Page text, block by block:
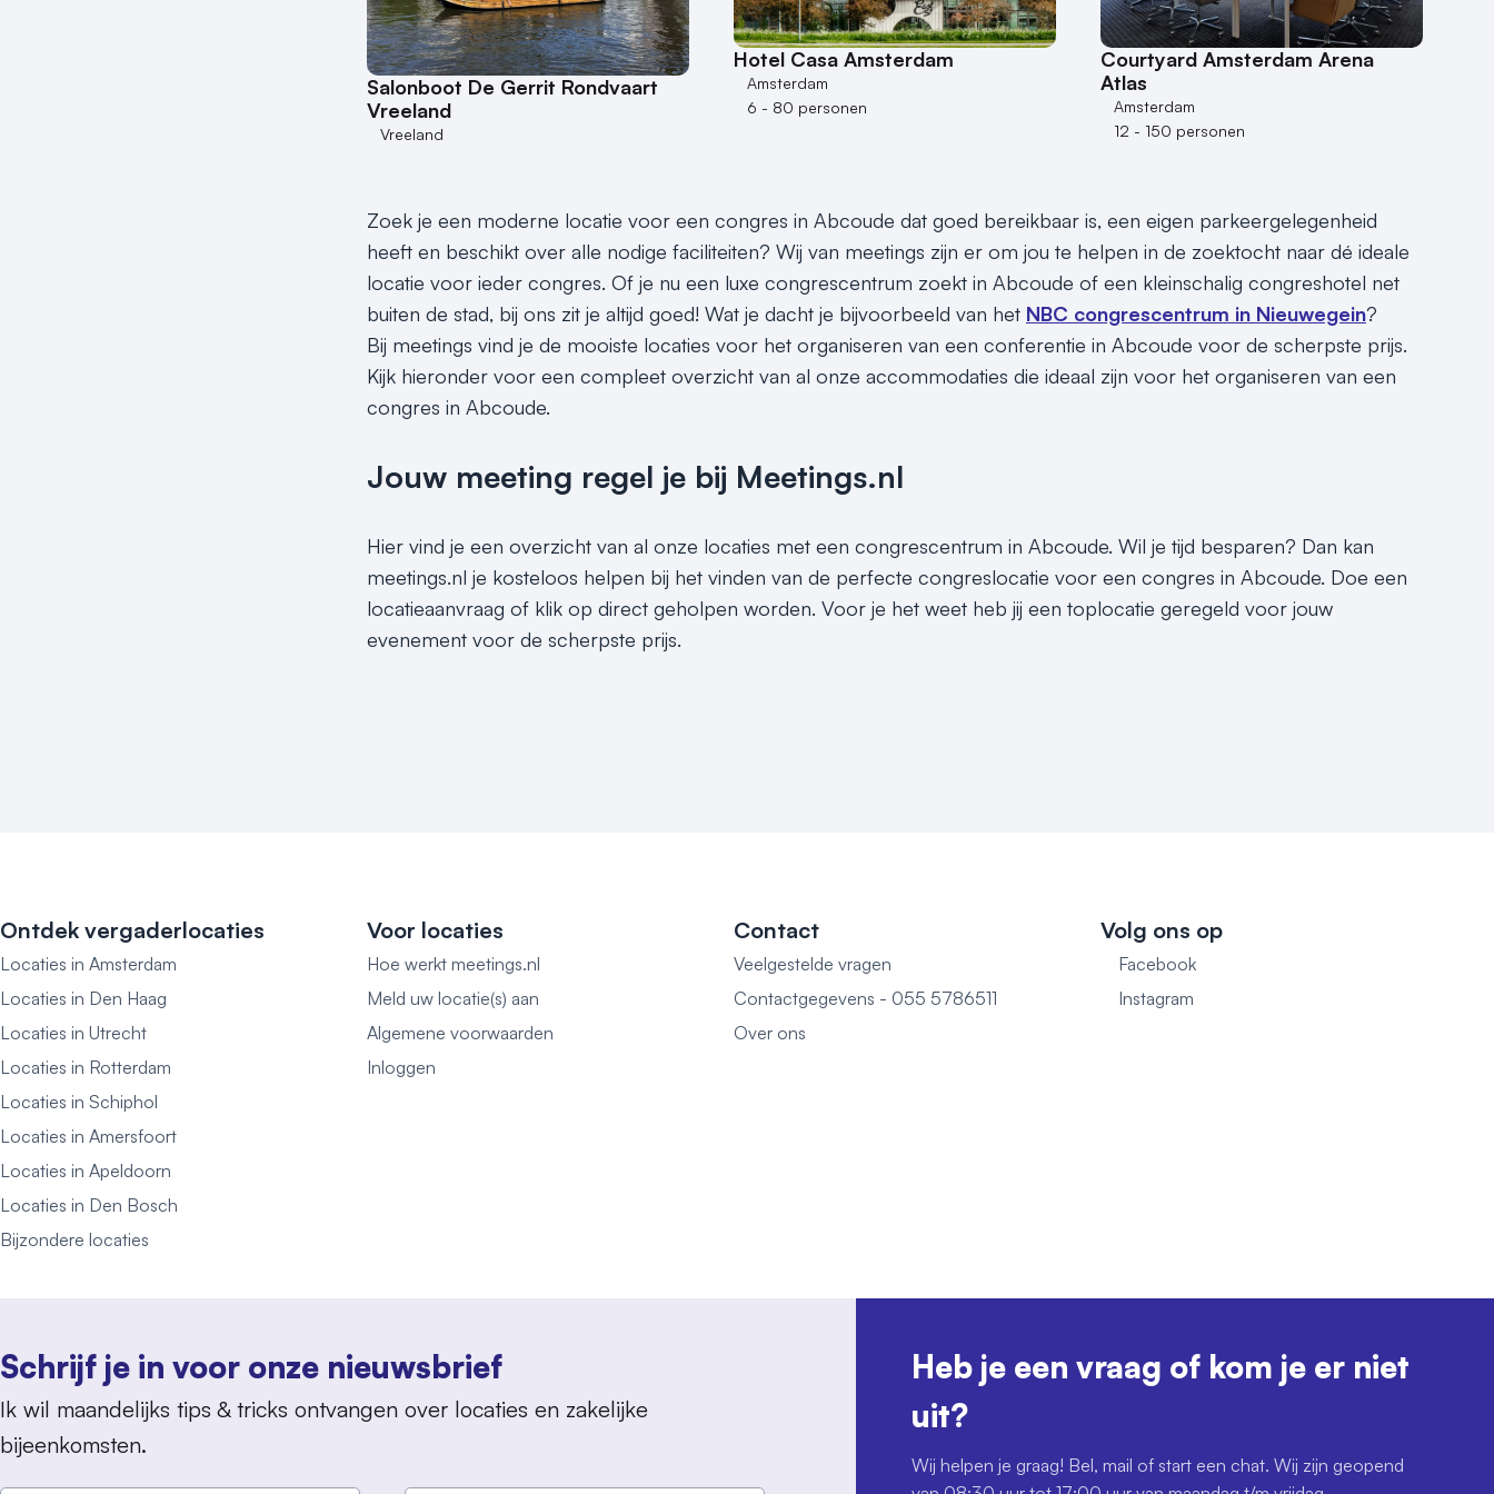
Salonboot De Gerrit Rondvaart
Vreeland
Vreeland
Hotel Casa Amsterdam
Amsterdam
6 - 80 personen
Courtyard Amsterdam Arena
Atlas
Amsterdam
12 - 150 personen
Zoek je een moderne locatie voor een congres in Abcoude dat goed bereikbaar is, een eigen parkeergelegenheid
heeft en beschikt over alle nodige faciliteiten? Wij van meetings zijn er om jou te helpen in de zoektocht naar dé ideale
locatie voor ieder congres. Of je nu een luxe congrescentrum zoekt in Abcoude of een kleinschalig congreshotel net
buiten de stad, bij ons zit je altijd goed! Wat je dacht je bijvoorbeeld van het NBC congrescentrum in Nieuwegein?
Bij meetings vind je de mooiste locaties voor het organiseren van een conferentie in Abcoude voor de scherpste prijs.
Kijk hieronder voor een compleet overzicht van al onze accommodaties die ideaal zijn voor het organiseren van een
congres in Abcoude.
Jouw meeting regel je bij Meetings.nl
Hier vind je een overzicht van al onze locaties met een congrescentrum in Abcoude. Wil je tijd besparen? Dan kan
meetings.nl je kosteloos helpen bij het vinden van de perfecte congreslocatie voor een congres in Abcoude. Doe een
locatieaanvraag of klik op direct geholpen worden. Voor je het weet heb jij een toplocatie geregeld voor jouw
evenement voor de scherpste prijs.
Ontdek vergaderlocaties
Locaties in Amsterdam
Locaties in Den Haag
Locaties in Utrecht
Locaties in Rotterdam
Locaties in Schiphol
Locaties in Amersfoort
Locaties in Apeldoorn
Locaties in Den Bosch
Bijzondere locaties
Voor locaties
Hoe werkt meetings.nl
Meld uw locatie(s) aan
Algemene voorwaarden
Inloggen
Contact
Veelgestelde vragen
Contactgegevens - 055 5786511
Over ons
Volg ons op
Facebook
Instagram
Schrijf je in voor onze nieuwsbrief
Ik wil maandelijks tips & tricks ontvangen over locaties en zakelijke
bijeenkomsten.
Heb je een vraag of kom je er niet
uit?
Wij helpen je graag! Bel, mail of start een chat. Wij zijn geopend